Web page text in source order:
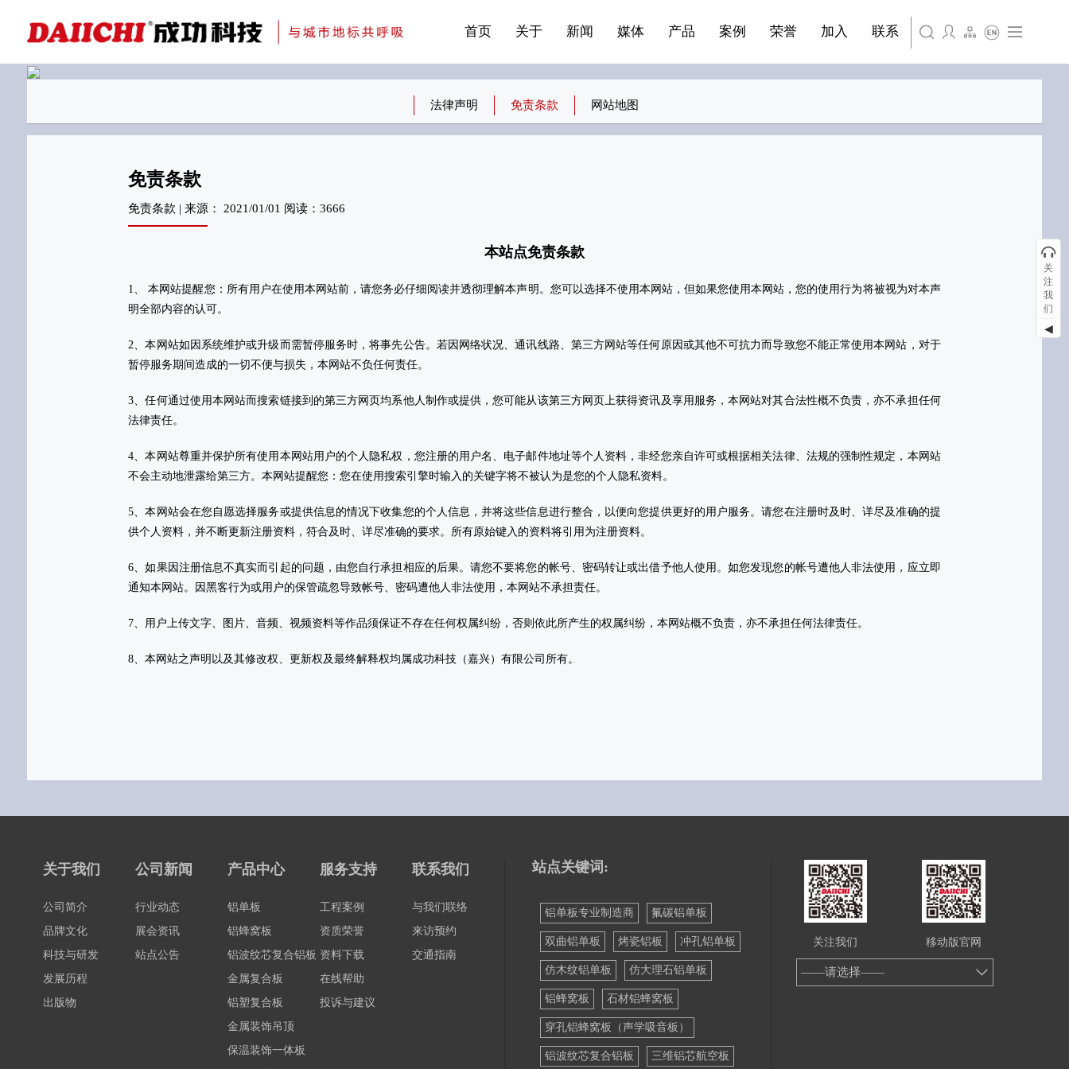
首页 关于
新闻
媒体
刊物专题一
产品
金属隔断
案例 荣誉
加入
联系
English
法律声明 免责条款 网站地图
免责条款
免责条款 | 来源： 2021/01/01 阅读：3666
本站点免责条款
1、 本网站提醒您：所有用户在使用本网站前，请您务必仔细阅读并透彻理解本声明。您可以选择不使用本网站，但如果您使用本网站，您的使用行为将被视为对本声
明全部内容的认可。
2、本网站如因系统维护或升级而需暂停服务时，将事先公告。若因网络状况、通讯线路、第三方网站等任何原因或其他不可抗力而导致您不能正常使用本网站，对于
暂停服务期间造成的一切不便与损失，本网站不负任何责任。
3、任何通过使用本网站而搜索链接到的第三方网页均系他人制作或提供，您可能从该第三方网页上获得资讯及享用服务，本网站对其合法性概不负责，亦不承担任何
法律责任。
4、本网站尊重并保护所有使用本网站用户的个人隐私权，您注册的用户名、电子邮件地址等个人资料，非经您亲自许可或根据相关法律、法规的强制性规定，本网站
不会主动地泄露给第三方。本网站提醒您：您在使用搜索引擎时输入的关键字将不被认为是您的个人隐私资料。
5、本网站会在您自愿选择服务或提供信息的情况下收集您的个人信息，并将这些信息进行整合，以便向您提供更好的用户服务。请您在注册时及时、详尽及准确的提
供个人资料，并不断更新注册资料，符合及时、详尽准确的要求。所有原始键入的资料将引用为注册资料。
6、如果因注册信息不真实而引起的问题，由您自行承担相应的后果。请您不要将您的帐号、密码转让或出借予他人使用。如您发现您的帐号遭他人非法使用，应立即
通知本网站。因黑客行为或用户的保管疏忽导致帐号、密码遭他人非法使用，本网站不承担责任。
7、用户上传文字、图片、音频、视频资料等作品须保证不存在任何权属纠纷，否则依此所产生的权属纠纷，本网站概不负责，亦不承担任何法律责任。
8、本网站之声明以及其修改权、更新权及最终解释权均属成功科技（嘉兴）有限公司所有。
关于我们
公司简介
品牌文化
科技与研发
发展历程
出版物
公司新闻
行业动态
展会资讯
站点公告
产品中心
铝单板
铝蜂窝板
铝波纹芯复合铝板
金属复合板
铝塑复合板
金属装饰吊顶
保温装饰一体板
服务支持
工程案例
资质荣誉
资料下载
在线帮助
投诉与建议
联系我们
与我们联络
来访预约
交通指南
站点关键词:
铝单板专业制造商 氟碳铝单板
双曲铝单板 烤瓷铝板 冲孔铝单板
仿木纹铝单板 仿大理石铝单板
铝蜂窝板 石材铝蜂窝板
穿孔铝蜂窝板（声学吸音板）
铝波纹芯复合铝板 三维铝芯航空板
关注我们 移动版官网
——请选择——
关
注
我
们
◀